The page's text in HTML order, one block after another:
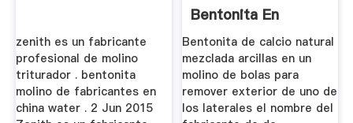
zenith es un fabricante
profesional de molino
triturador . bentonita
molino de fabricantes en
china water . 2 Jun 2015
Bentonita En
Rajasthan
Bentonita de calcio natural
mezclada arcillas en un
molino de bolas para
remover exterior de uno de
los laterales el nombre del